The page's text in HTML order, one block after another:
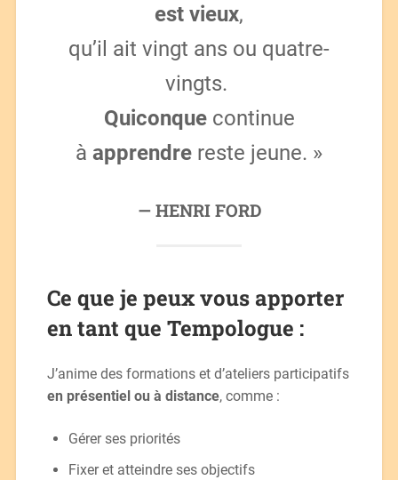
est vieux,
qu’il ait vingt ans ou quatre-
vingts.
Quiconquecontinue
à apprendre reste jeune. »
HENRI FORD
Ce que je peux vous apporter
en tant que Tempologue :
J’anime des formations et d’ateliers participatifs
en présentiel ou à distance, comme :
Gérer ses priorités
Fixer et atteindre ses objectifs